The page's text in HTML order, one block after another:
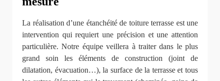
La réalisation d’une étanchéité de toiture terrasse est une
intervention qui requiert une précision et une attention
particulière. Notre équipe veillera à traiter dans le plus
grand soin les éléments de construction (joint de
dilatation, évacuation…), la surface de la terrasse et tous